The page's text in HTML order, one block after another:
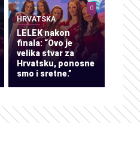
HRVATSKA
LELEK nakon
finala: “Ovo je
velika stvar za
Hrvatsku, ponosne
smo i sretne.”
0